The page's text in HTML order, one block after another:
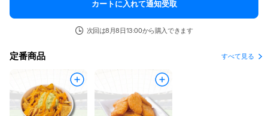
カートに入れて通知受取
次回は8月8日13:00から購入できます
定番商品 すべて見る